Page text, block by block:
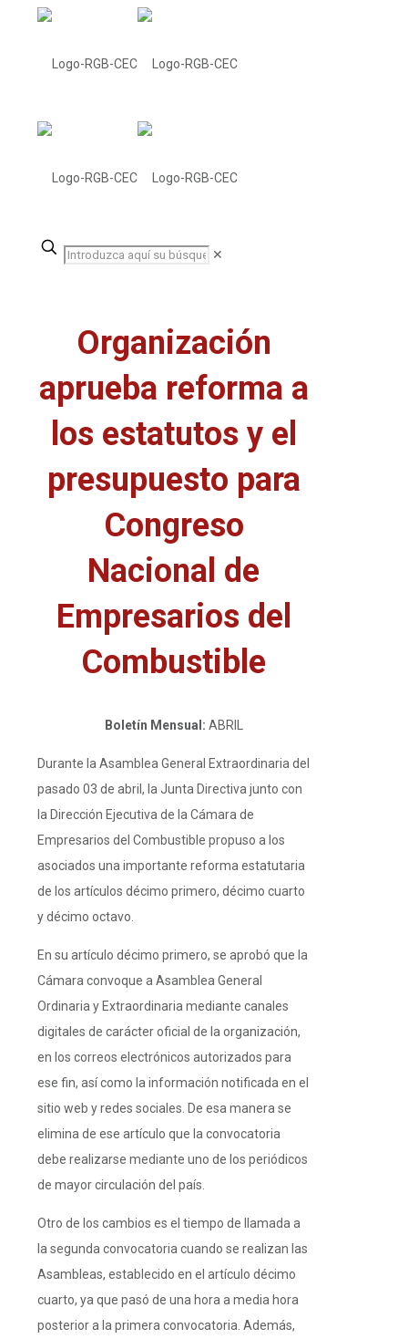
✕
Organización
aprueba reforma a
los estatutos y el
presupuesto para
Congreso
Nacional de
Empresarios del
Combustible
Boletín Mensual: ABRIL
Durante la Asamblea General Extraordinaria del
pasado 03 de abril, la Junta Directiva junto con
la Dirección Ejecutiva de la Cámara de
Empresarios del Combustible propuso a los
asociados una importante reforma estatutaria
de los artículos décimo primero, décimo cuarto
y décimo octavo.
En su artículo décimo primero, se aprobó que la
Cámara convoque a Asamblea General
Ordinaria y Extraordinaria mediante canales
digitales de carácter oficial de la organización,
en los correos electrónicos autorizados para
ese fin, así como la información notificada en el
sitio web y redes sociales. De esa manera se
elimina de ese artículo que la convocatoria
debe realizarse mediante uno de los periódicos
de mayor circulación del país.
Otro de los cambios es el tiempo de llamada a
la segunda convocatoria cuando se realizan las
Asambleas, establecido en el artículo décimo
cuarto, ya que pasó de una hora a media hora
posterior a la primera convocatoria. Además,